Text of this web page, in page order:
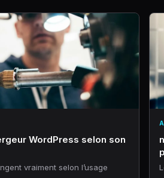
WordPress selon son
vraiment selon l’usage